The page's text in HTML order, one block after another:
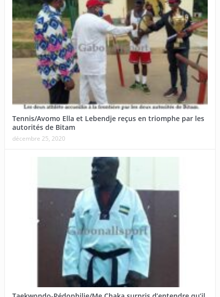
Tennis/Avomo Ella et Lebendje reçus en triomphe par les
autorités de Bitam
décembre 25, 2020